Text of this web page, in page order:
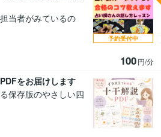
当者がみているの
100円/分
予約受付中
をお届けします
保存版のやさしい四